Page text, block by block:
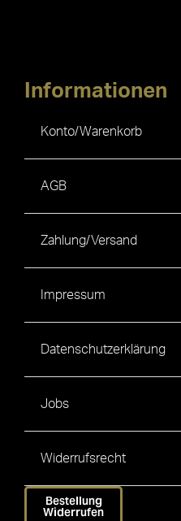
Informationen
Konto/Warenkorb
AGB
Zahlung/Versand
Impressum
Datenschutzerklärung
Jobs
Widerrufsrecht
Bestellung
Widerrufen